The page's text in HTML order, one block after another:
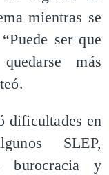
mientras se
ser que
más
dificultades en
SLEP,
burocracia y